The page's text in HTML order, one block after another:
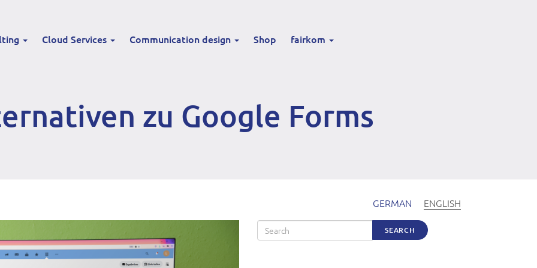
Cloud Services Communication design Shop fairkom
zu Google Forms
GERMAN ENGLISH
Search SEARCH